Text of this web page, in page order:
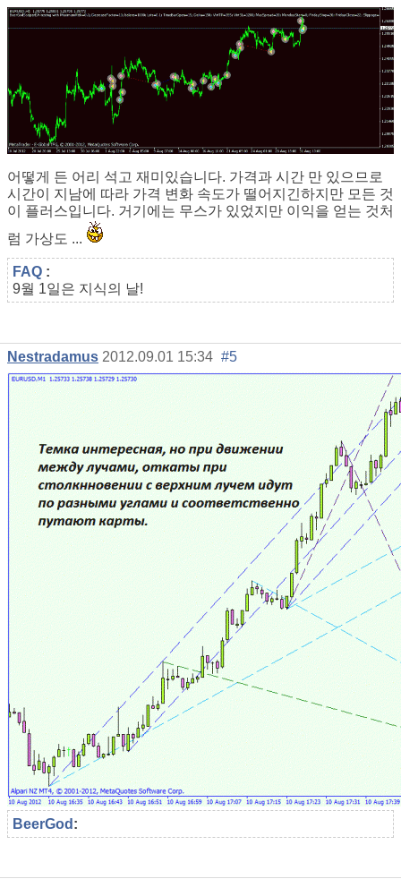
어떻게 든 어리 석고 재미있습니다. 가격과 시간 만 있으므로
시간이 지남에 따라 가격 변화 속도가 떨어지긴하지만 모든 것
이 플러스입니다. 거기에는 무스가 있었지만 이익을 얻는 것처
럼 가상도 ...
FAQ :
9월 1일은 지식의 날!
Nestradamus 2012.09.01 15:34 #5
BeerGod :